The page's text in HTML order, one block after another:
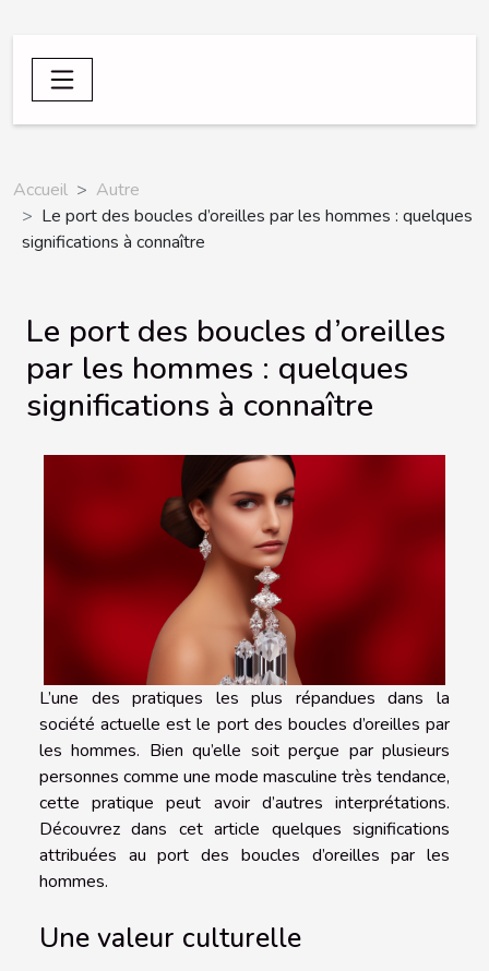
Accueil
Autre
Le port des boucles d’oreilles par les hommes : quelques
significations à connaître
Le port des boucles d’oreilles
par les hommes : quelques
significations à connaître
L’une des pratiques les plus répandues dans la
société actuelle est le port des boucles d’oreilles par
les hommes. Bien qu’elle soit perçue par plusieurs
personnes comme une mode masculine très tendance,
cette pratique peut avoir d’autres interprétations.
Découvrez dans cet article quelques significations
attribuées au port des boucles d’oreilles par les
hommes.
Une valeur culturelle